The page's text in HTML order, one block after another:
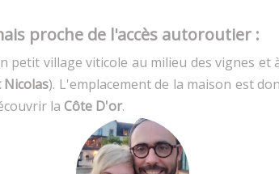
proche de l'accès autoroutier :
petit village viticole au milieu des vignes et
). L'emplacement de la maison est
la Côte D'or.